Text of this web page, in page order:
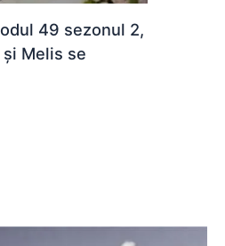
49 sezonul 2,
Melis se